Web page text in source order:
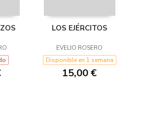
LOS EJÉRCITOS
EVELIO ROSERO
Disponible en 1 semana
15,00 €